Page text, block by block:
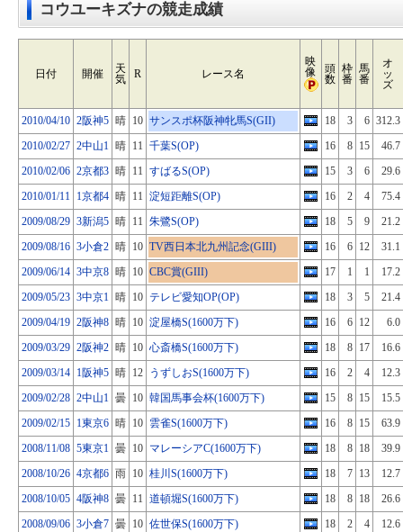
コウユーキズナの競走成績
日付 開催
天
気
R レース名
映
像
頭
数
枠
番
馬
番
オ
ッ
ズ
2010/04/10 2阪神5 晴 10 サンスポ杯阪神牝馬S(GII) 18 3 6 312.3
2010/02/27 2中山1 晴 11 千葉S(OP) 16 8 15
46.7
2010/02/06 2京都3 晴 11 すばるS(OP) 15 3 6
29.6
2010/01/11 1京都4 晴 11 淀短距離S(OP) 16 2 4
75.4
2009/08/29 3新潟5 晴 11 朱鷺S(OP) 18 5 9
21.2
2009/08/16 3小倉2 晴 10 TV西日本北九州記念(GIII) 16 6 12
31.1
2009/06/14 3中京8 晴 10 CBC賞(GIII) 17 1 1
17.2
2009/05/23 3中京1 晴 10 テレビ愛知OP(OP) 18 3 5
21.4
2009/04/19 2阪神8 晴 10 淀屋橋S(1600万下) 16 6 12
6.0
2009/03/29 2阪神2 晴 10 心斎橋S(1600万下) 18 8 17
16.6
2009/03/14 1阪神5 晴 12 うずしおS(1600万下) 16 2 4
12.3
2009/02/28 2中山1 曇 10 韓国馬事会杯(1600万下) 15 8 15
15.5
2009/02/15 1東京6 晴 10 雲雀S(1600万下) 16 8 15
63.9
2008/11/08 5東京1 曇 10 マレーシアC(1600万下) 18 8 18
39.9
2008/10/26 4京都6 雨 10 桂川S(1600万下) 18 7 13
12.7
2008/10/05 4阪神8 曇 11 道頓堀S(1600万下) 18 8 18
26.6
2008/09/06 3小倉7 曇 10 佐世保S(1600万下) 18 2 4
12.6